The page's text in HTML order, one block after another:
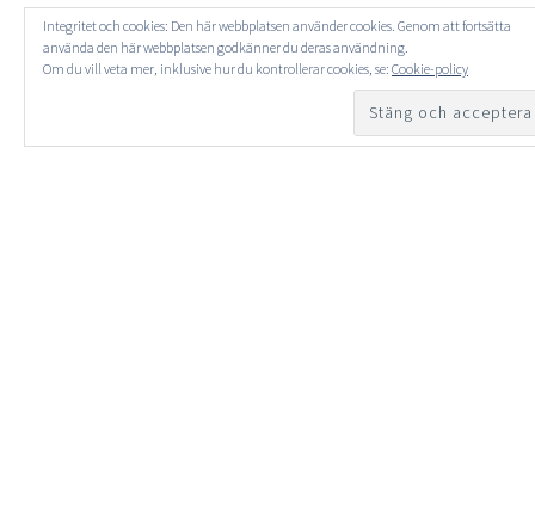
Integritet och cookies: Den här webbplatsen använder cookies. Genom att fortsätta
använda den här webbplatsen godkänner du deras användning.
Om du vill veta mer, inklusive hur du kontrollerar cookies, se: Cookie-policy